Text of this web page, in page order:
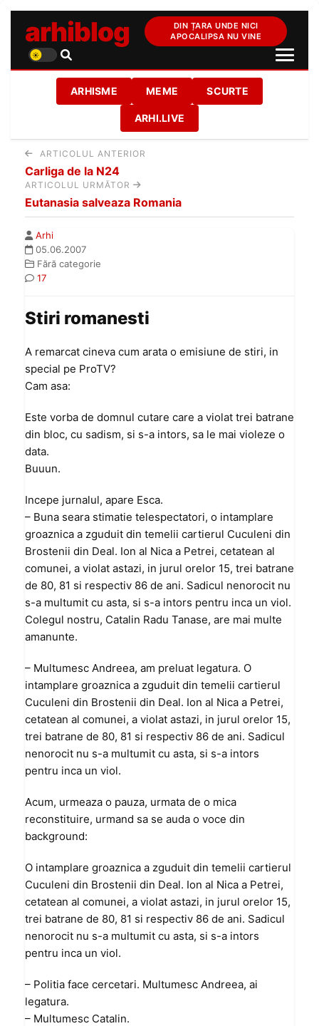
arhiblog
DIN ȚARA UNDE NICI
APOCALIPSA NU VINE
ARHISME MEME SCURTE
ARHI.LIVE
ARTICOLUL ANTERIOR
Carliga de la N24
ARTICOLUL URMĂTOR
Eutanasia salveaza Romania
Arhi
05.06.2007
Fără categorie
17
Stiri romanesti
A remarcat cineva cum arata o emisiune de stiri, in
special pe ProTV?
Cam asa:
Este vorba de domnul cutare care a violat trei batrane
din bloc, cu sadism, si s-a intors, sa le mai violeze o
data.
Buuun.
Incepe jurnalul, apare Esca.
– Buna seara stimatie telespectatori, o intamplare
groaznica a zguduit din temelii cartierul Cuculeni din
Brostenii din Deal. Ion al Nica a Petrei, cetatean al
comunei, a violat astazi, in jurul orelor 15, trei batrane
de 80, 81 si respectiv 86 de ani. Sadicul nenorocit nu
s-a multumit cu asta, si s-a intors pentru inca un viol.
Colegul nostru, Catalin Radu Tanase, are mai multe
amanunte.
– Multumesc Andreea, am preluat legatura. O
intamplare groaznica a zguduit din temelii cartierul
Cuculeni din Brostenii din Deal. Ion al Nica a Petrei,
cetatean al comunei, a violat astazi, in jurul orelor 15,
trei batrane de 80, 81 si respectiv 86 de ani. Sadicul
nenorocit nu s-a multumit cu asta, si s-a intors
pentru inca un viol.
Acum, urmeaza o pauza, urmata de o mica
reconstituire, urmand sa se auda o voce din
background:
O intamplare groaznica a zguduit din temelii cartierul
Cuculeni din Brostenii din Deal. Ion al Nica a Petrei,
cetatean al comunei, a violat astazi, in jurul orelor 15,
trei batrane de 80, 81 si respectiv 86 de ani. Sadicul
nenorocit nu s-a multumit cu asta, si s-a intors
pentru inca un viol.
– Politia face cercetari. Multumesc Andreea, ai
legatura.
– Multumesc Catalin.